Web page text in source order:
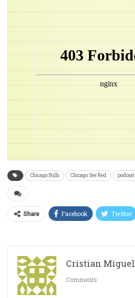
Chicago Bulls Chicago See Red podcast
Share Facebook Twitter
Cristian Miguel
Comments